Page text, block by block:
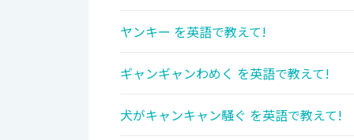
ヤンキー を英語で教えて!
ギャンギャンわめく を英語で教えて!
犬がキャンキャン騒ぐ を英語で教えて!